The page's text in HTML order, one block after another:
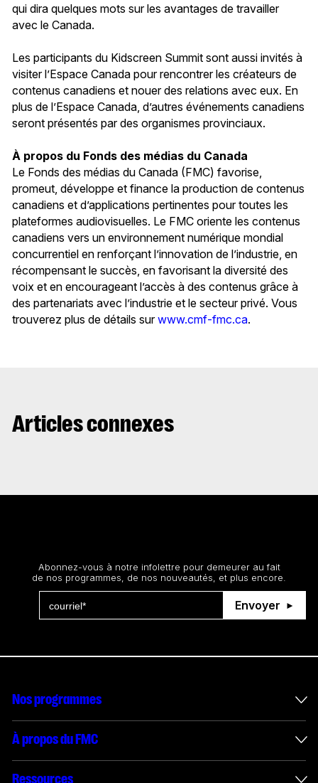
qui dira quelques mots sur les avantages de travailler
avec le Canada.
Les participants du Kidscreen Summit sont aussi invités à
visiter l’Espace Canada pour rencontrer les créateurs de
contenus canadiens et nouer des relations avec eux. En
plus de l’Espace Canada, d’autres événements canadiens
seront présentés par des organismes provinciaux.
À propos du Fonds des médias du Canada
Le Fonds des médias du Canada (FMC) favorise,
promeut, développe et finance la production de contenus
canadiens et d’applications pertinentes pour toutes les
plateformes audiovisuelles. Le FMC oriente les contenus
canadiens vers un environnement numérique mondial
concurrentiel en renforçant l’innovation de l’industrie, en
récompensant le succès, en favorisant la diversité des
voix et en encourageant l’accès à des contenus grâce à
des partenariats avec l’industrie et le secteur privé. Vous
trouverez plus de détails surwww.cmf-fmc.ca.
Articles connexes
Abonnez-vous à notre infolettre pour demeurer au fait
de nos programmes, de nos nouveautés, et plus encore.
Envoyer
Nos programmes
Mesures incitatives internationales
Administration des enveloppes
À propos du FMC
À propos du FMC
Ressources